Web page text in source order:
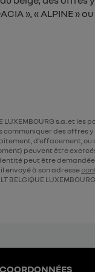
», « ALPINE »
s.a. et
des offres
d’effacement,
peuvent être
peut être
envoyé à son adresse
BELGIQUE
COORDONNÉES